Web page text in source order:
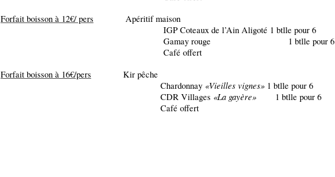
Forfait boisson à 12€/ pers Apéritif maison
IGP Coteaux de l’Ain Aligoté 1 btlle pour 6
Gamay rouge 1 btlle pour 6
Café offert
Forfait boisson à 16€/pers Kir pêche
Chardonnay «Vieilles vignes»1 btlle pour 6
CDR Villages «La gayère»1 btlle pour 6
Café offert